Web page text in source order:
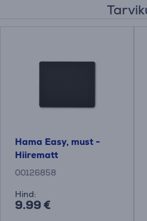
Hama Easy, must -
Hiirematt
00126858
Hind:
9.99 €